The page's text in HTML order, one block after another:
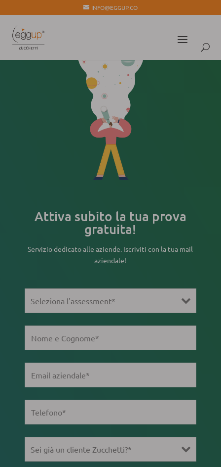
INFO@EGGUP.CO
Attiva subito la tua prova
gratuita!
Servizio dedicato alle aziende. Iscriviti con la tua mail
aziendale!